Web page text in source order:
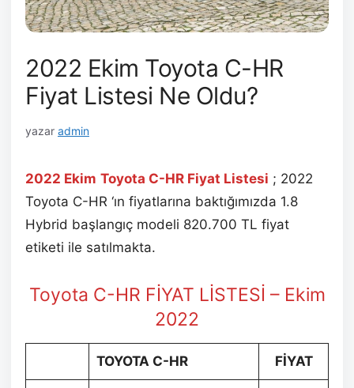
2022 Ekim Toyota C-HR
Fiyat Listesi Ne Oldu?
yazar admin
2022 Ekim Toyota C-HR Fiyat Listesi ; 2022
Toyota C-HR ‘ın fiyatlarına baktığımızda 1.8
Hybrid başlangıç modeli 820.700 TL fiyat
etiketi ile satılmakta.
Toyota C-HR FİYAT LİSTESİ – Ekim
2022
TOYOTA C-HR FİYAT